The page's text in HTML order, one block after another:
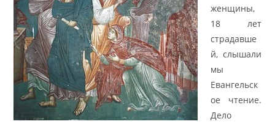
женщины,
18 лет
страдавше
й, слышали
мы
Евангельск
ое чтение.
Дело